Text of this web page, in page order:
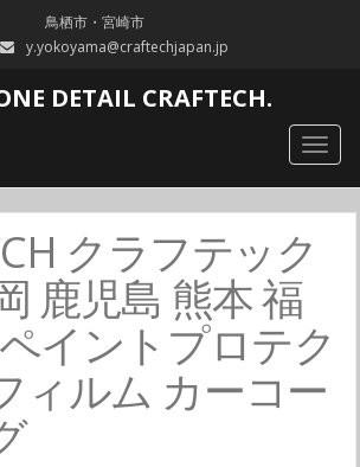
鳥栖市・宮崎市
y.yokoyama@craftechjapan.jp
DETAIL CRAFTECH.
クラフテック
鹿児島 熊本 福
イントプロテク
ィルム カーコー